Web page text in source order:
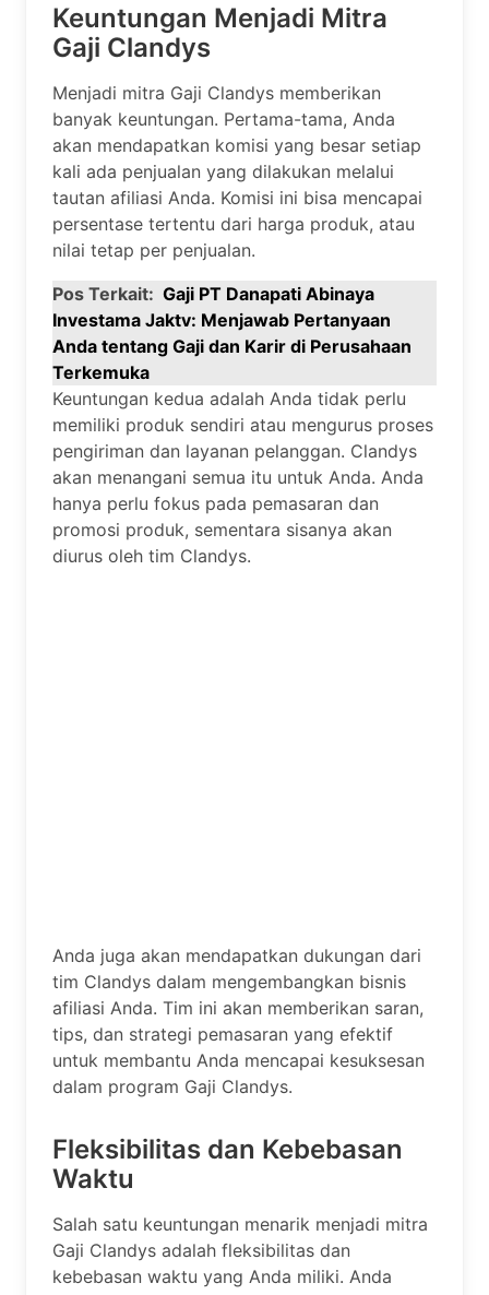
Keuntungan Menjadi Mitra
Gaji Clandys
Menjadi mitra Gaji Clandys memberikan
banyak keuntungan. Pertama-tama, Anda
akan mendapatkan komisi yang besar setiap
kali ada penjualan yang dilakukan melalui
tautan afiliasi Anda. Komisi ini bisa mencapai
persentase tertentu dari harga produk, atau
nilai tetap per penjualan.
Pos Terkait: Gaji PT Danapati Abinaya
Investama Jaktv: Menjawab Pertanyaan
Anda tentang Gaji dan Karir di Perusahaan
Terkemuka
Keuntungan kedua adalah Anda tidak perlu
memiliki produk sendiri atau mengurus proses
pengiriman dan layanan pelanggan. Clandys
akan menangani semua itu untuk Anda. Anda
hanya perlu fokus pada pemasaran dan
promosi produk, sementara sisanya akan
diurus oleh tim Clandys.
Anda juga akan mendapatkan dukungan dari
tim Clandys dalam mengembangkan bisnis
afiliasi Anda. Tim ini akan memberikan saran,
tips, dan strategi pemasaran yang efektif
untuk membantu Anda mencapai kesuksesan
dalam program Gaji Clandys.
Fleksibilitas dan Kebebasan
Waktu
Salah satu keuntungan menarik menjadi mitra
Gaji Clandys adalah fleksibilitas dan
kebebasan waktu yang Anda miliki. Anda